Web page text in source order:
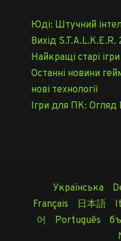
Юді: Штучний
Вихід
Найкращі старі
Останні новини
нові технології
Ігри для ПК:
Українська
Français
日本語
어
Português